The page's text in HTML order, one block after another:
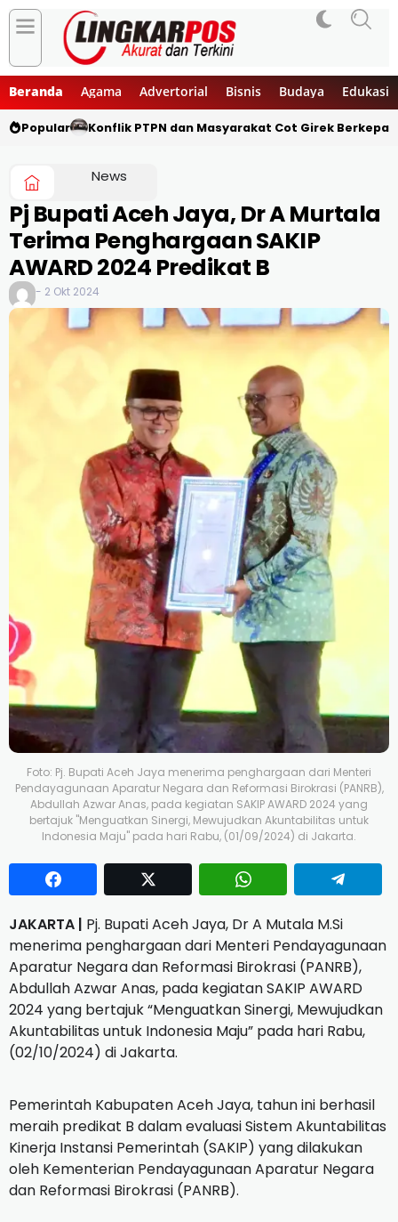
Beranda Agama Advertorial Bisnis Budaya Edukasi
Popular Konflik PTPN dan Masyarakat Cot Girek
News
Pj Bupati Aceh Jaya, Dr A Murtala
Terima Penghargaan SAKIP
AWARD 2024 Predikat B
- 2 Okt 2024
Foto: Pj. Bupati Aceh Jaya menerima penghargaan dari Menteri
Pendayagunaan Aparatur Negara dan Reformasi Birokrasi (PANRB),
Abdullah Azwar Anas, pada kegiatan SAKIP AWARD 2024 yang
bertajuk "Menguatkan Sinergi, Mewujudkan Akuntabilitas untuk
Indonesia Maju" pada hari Rabu, (01/09/2024) di Jakarta.
JAKARTA | Pj. Bupati Aceh Jaya, Dr A Mutala M.Si
menerima penghargaan dari Menteri Pendayagunaan
Aparatur Negara dan Reformasi Birokrasi (PANRB),
Abdullah Azwar Anas, pada kegiatan SAKIP AWARD
2024 yang bertajuk “Menguatkan Sinergi, Mewujudkan
Akuntabilitas untuk Indonesia Maju” pada hari Rabu,
(02/10/2024) di Jakarta.
Pemerintah Kabupaten Aceh Jaya, tahun ini berhasil
meraih predikat B dalam evaluasi Sistem Akuntabilitas
Kinerja Instansi Pemerintah (SAKIP) yang dilakukan
oleh Kementerian Pendayagunaan Aparatur Negara
dan Reformasi Birokrasi (PANRB).